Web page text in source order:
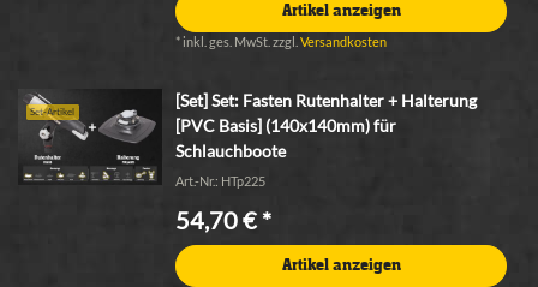
Artikel anzeigen
* inkl. ges. MwSt. zzgl.Versandkosten
Set-Artikel
[Set] Set: Fasten Rutenhalter + Halterung
[PVC Basis] (140x140mm) für
Schlauchboote
Art.-Nr.: HTp225
54,70 € *
Artikel anzeigen